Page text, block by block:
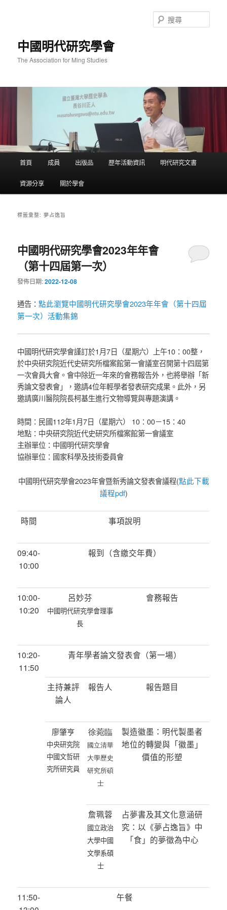
中國明代研究學會
The Association for Ming Studies
尋
首頁 成員 出版品 歷年活動資訊 明代研究文書
資源分享 關於學會
標籤彙整:夢占逸旨
中國明代研究學會2023年年會
（第十四屆第一次）
發佈日期:2022-12-08
通告：點此瀏覽中國明代研究學會2023年年會（第十四屆
第一次）活動集錦
中國明代研究學會謹訂於1月7日（星期六）上午10：00整，
於中央研究院近代史研究所檔案館第一會議室召開第十四屆第
一次會員大會。會中除近一年來的會務報告外，也將舉辦「新
秀論文發表會」，邀請4位年輕學者發表研究成果。此外，另
邀請廣川醫院院長柯基生進行文物導覽與專題演講。
時間：民國112年1月7日（星期六） 10：00－15：40
地點：中央研究院近代史研究所檔案館第一會議室
主辦單位：中國明代研究學會
協辦單位：國家科學及技術委員會
中國明代研究學會2023年會暨新秀論文發表會議程(點此下載
議程pdf)
時間 事項說明
09:40-
10:00
報到（含繳交年費）
10:00-
10:20
呂妙芬
中國明代研究學會理事
長
會務報告
10:20-
11:50
青年學者論文發表會（第一場）
主持兼評
論人
報告人 報告題目
廖肇亨
中央研究院
中國文哲研
究所研究員
徐菀臨
國立清華
大學歷史
研究所碩
士
製造徽墨：明代製墨者
地位的轉變與「徽墨」
價值的形塑
詹珮蓉
國立政治
大學中國
文學系碩
士
占夢書及其文化意涵研
究：以《夢占逸旨》中
「食」的夢徵為中心
11:50-
午餐